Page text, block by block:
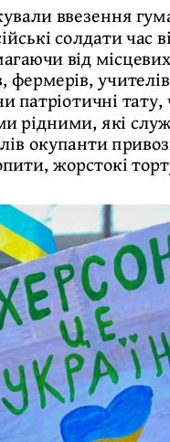
ввезення
солдати час
від
фермерів,
патріотичні
рідними, які
окупанти
жорстокі